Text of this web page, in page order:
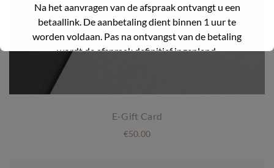
E-Gift Card
€50.00
Na het aanvragen van de afspraak ontvangt u een
betaallink. De aanbetaling dient binnen 1 uur te
worden voldaan. Pas na ontvangst van de betaling
wordt de afspraak definitief ingepland.
Wij geloven dat deze verandering ons zal helpen om
onze agenda beter te beheren en onze service te
Bedankt voor jullie begrip en blijvende steun.